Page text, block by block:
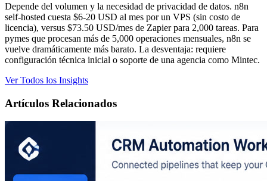
Depende del volumen y la necesidad de privacidad de datos. n8n
self-hosted cuesta $6-20 USD al mes por un VPS (sin costo de
licencia), versus $73.50 USD/mes de Zapier para 2,000 tareas. Para
pymes que procesan más de 5,000 operaciones mensuales, n8n se
vuelve dramáticamente más barato. La desventaja: requiere
configuración técnica inicial o soporte de una agencia como Mintec.
Ver Todos los Insights
Artículos Relacionados